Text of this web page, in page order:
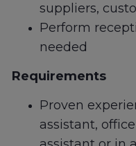
suppliers,
Perform
needed
Requirements
Proven
assistant,